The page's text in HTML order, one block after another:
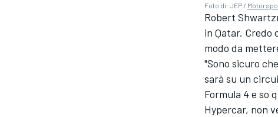
Foto di: JEP /
Robert
in Qatar. Credo
modo da
"Sono sicuro
sarà su un
Formula 4 e so
Hypercar, non